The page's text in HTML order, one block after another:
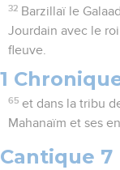
32 Barzillaï le
Jourdain avec le
fleuve.
1
65 et dans la tribu
Mahanaïm et ses
Cantique 7